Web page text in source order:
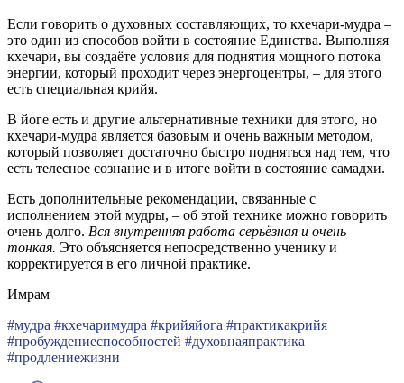
Если говорить о духовных составляющих, то кхечари-мудра –
это один из способов войти в состояние Единства. Выполняя
кхечари, вы создаёте условия для поднятия мощного потока
энергии, который проходит через энергоцентры, – для этого
есть специальная крийя.
В йоге есть и другие альтернативные техники для этого, но
кхечари-мудра является базовым и очень важным методом,
который позволяет достаточно быстро подняться над тем, что
есть телесное сознание и в итоге войти в состояние самадхи.
Есть дополнительные рекомендации, связанные с
исполнением этой мудры, – об этой технике можно говорить
очень долго. Вся внутренняя работа серьёзная и очень
тонкая. Это объясняется непосредственно ученику и
корректируется в его личной практике.
Имрам
#мудра #кхечаримудра #крийяйога #практикакрийя
#пробуждениеспособностей #духовнаяпрактика
#продлениежизни